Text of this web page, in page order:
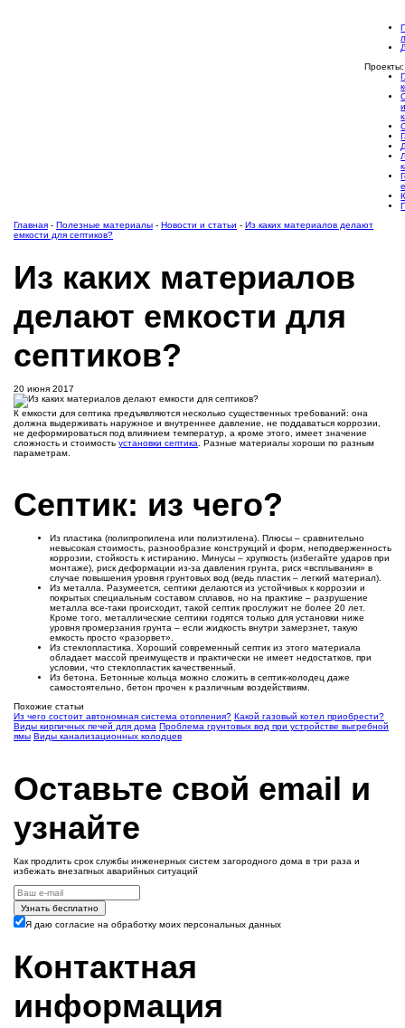
Проекты:
Главная - Полезные материалы - Новости и статьи - Из каких материалов делают
емкости для септиков?
Из каких материалов
делают емкости для
септиков?
20 июня 2017
К емкости для септика предъявляются несколько существенных требований: она
должна выдерживать наружное и внутреннее давление, не поддаваться коррозии,
не деформироваться под влиянием температур, а кроме этого, имеет значение
сложность и стоимость установки септика . Разные материалы хороши по разным
параметрам.
Септик: из чего?
Из пластика (полипропилена или полиэтилена). Плюсы – сравнительно
невысокая стоимость, разнообразие конструкций и форм, неподверженность
коррозии, стойкость к истиранию. Минусы – хрупкость (избегайте ударов при
монтаже), риск деформации из-за давления грунта, риск «всплывания» в
случае повышения уровня грунтовых вод (ведь пластик – легкий материал).
Из металла. Разумеется, септики делаются из устойчивых к коррозии и
покрытых специальным составом сплавов, но на практике – разрушение
металла все-таки происходит, такой септик прослужит не более 20 лет.
Кроме того, металлические септики годятся только для установки ниже
уровня промерзания грунта – если жидкость внутри замерзнет, такую
емкость просто «разорвет».
Из стеклопластика. Хороший современный септик из этого материала
обладает массой преимуществ и практически не имеет недостатков, при
условии, что стеклопластик качественный.
Из бетона. Бетонные кольца можно сложить в септик-колодец даже
самостоятельно, бетон прочен к различным воздействиям.
Похожие статьи
Из чего состоит автономная система отопления? Какой газовый котел приобрести?
Виды кирпичных печей для дома Проблема грунтовых вод при устройстве выгребной
ямы Виды канализационных колодцев
Оставьте свой email и
узнайте
Как продлить срок службы инженерных систем загородного дома в три раза и
избежать внезапных аварийных ситуаций
Узнать бесплатно
Я даю согласие на обработку моих персональных данных
Контактная
информация